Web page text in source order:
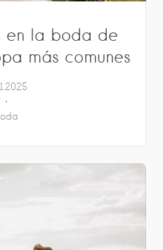
en la boda de
más comunes